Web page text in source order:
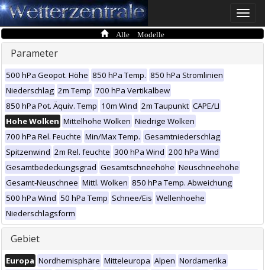
Toggle
Alle Modelle
Parameter
500 hPa Geopot. Höhe 850 hPa Temp. 850 hPa Stromlinien
Niederschlag 2m Temp 700 hPa Vertikalbew
850 hPa Pot. Äquiv. Temp 10m Wind 2m Taupunkt CAPE/LI
Hohe Wolken Mittelhohe Wolken Niedrige Wolken
700 hPa Rel. Feuchte Min/Max Temp. Gesamtniederschlag
Spitzenwind 2m Rel. feuchte 300 hPa Wind 200 hPa Wind
Gesamtbedeckungsgrad Gesamtschneehöhe Neuschneehöhe
Gesamt-Neuschnee Mittl. Wolken 850 hPa Temp. Abweichung
500 hPa Wind 50 hPa Temp Schnee/Eis Wellenhoehe
Niederschlagsform
Gebiet
Europa Nordhemisphäre Mitteleuropa Alpen Nordamerika